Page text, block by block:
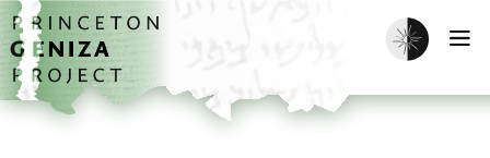
Skip to main content
home
Enable dark